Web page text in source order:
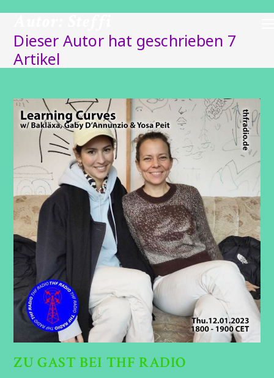
Inhalt
Dieser Autor hat geschrieben 7
Artikel
ZU GAST BEI THF RADIO